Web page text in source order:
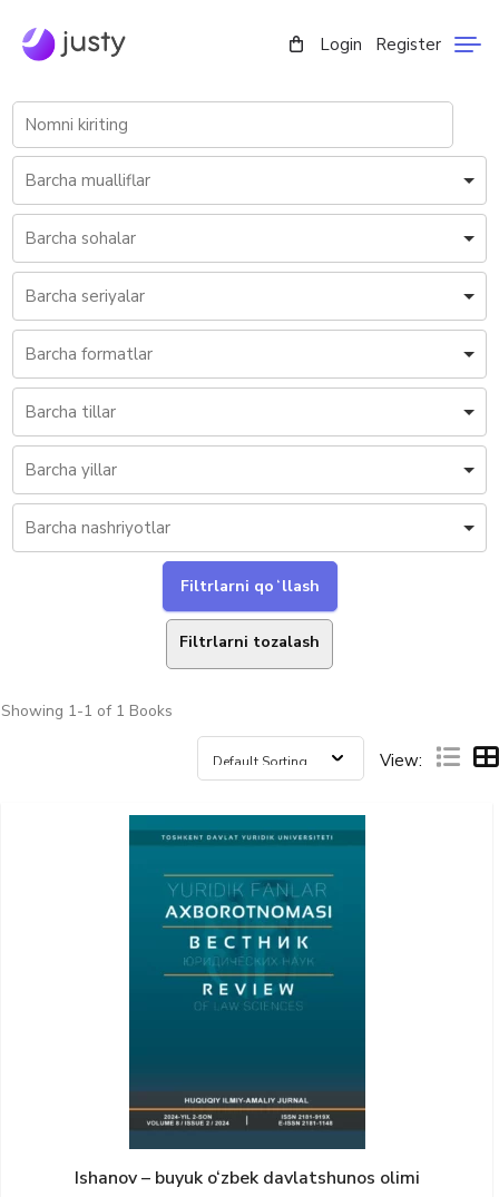
Login Register
Filtrlarni tozalash
Showing 1-1 of 1 Books
View:
Ishanov – buyuk o‘zbek davlatshunos olimi